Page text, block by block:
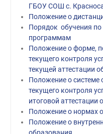
ГБОУ СОШ с.
Положение о
Порядок обучения
программам
Положение о форме,
текущего контроля
текущей аттестации
Положение о системе
текущего контроля
итоговой
Положение о нормах
Положение о